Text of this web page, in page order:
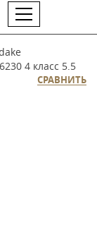
4 класс 5.5
СРАВНИТЬ